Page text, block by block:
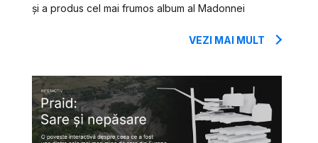
și a produs cel mai frumos album al Madonnei
VEZI MAI MULT